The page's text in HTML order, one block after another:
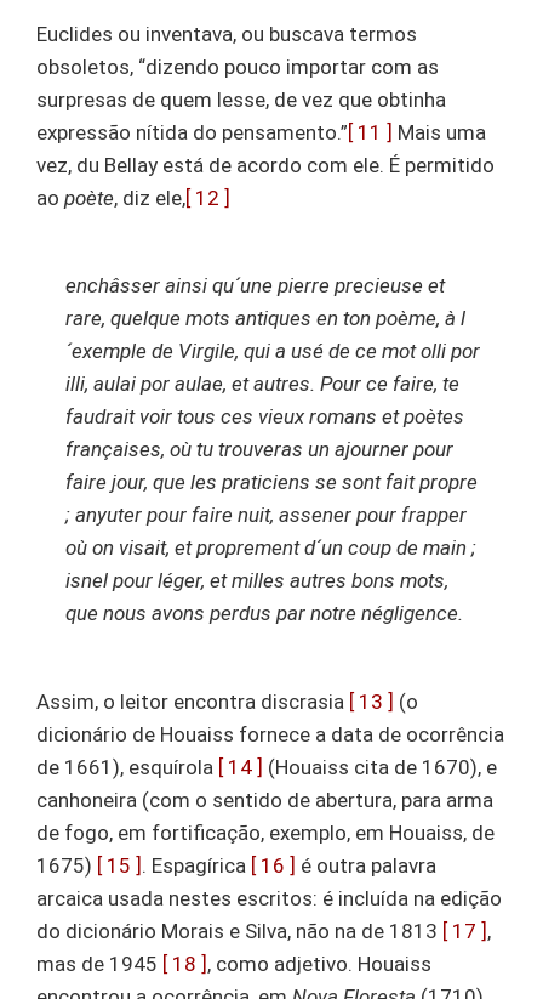
Euclides ou inventava, ou buscava termos
obsoletos, “dizendo pouco importar com as
surpresas de quem lesse, de vez que obtinha
expressão nítida do pensamento.”[ 11 ] Mais uma
vez, du Bellay está de acordo com ele. É permitido
ao poète, diz ele,[ 12 ]
enchâsser ainsi qu´une pierre precieuse et
rare, quelque mots antiques en ton poème, à l
´exemple de Virgile, qui a usé de ce mot olli por
illi, aulai por aulae, et autres. Pour ce faire, te
faudrait voir tous ces vieux romans et poètes
françaises, où tu trouveras un ajourner pour
faire jour, que les praticiens se sont fait propre
; anyuter pour faire nuit, assener pour frapper
où on visait, et proprement d´un coup de main ;
isnel pour léger, et milles autres bons mots,
que nous avons perdus par notre négligence.
Assim, o leitor encontra discrasia [ 13 ] (o
dicionário de Houaiss fornece a data de ocorrência
de 1661), esquírola [ 14 ] (Houaiss cita de 1670), e
canhoneira (com o sentido de abertura, para arma
de fogo, em fortificação, exemplo, em Houaiss, de
1675) [ 15 ] . Espagírica [ 16 ] é outra palavra
arcaica usada nestes escritos: é incluída na edição
do dicionário Morais e Silva, não na de 1813 [ 17 ] ,
mas de 1945 [ 18 ] , como adjetivo. Houaiss